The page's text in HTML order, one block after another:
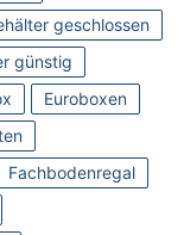
geschlossen
günstig
Euroboxen
Fachbodenregal